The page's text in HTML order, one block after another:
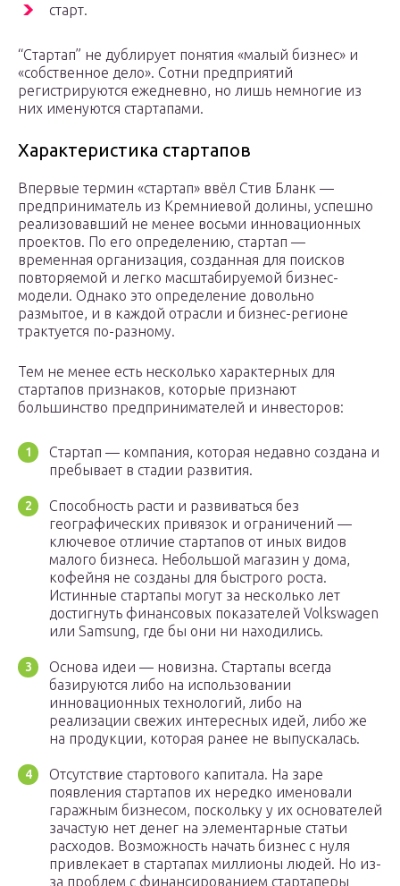
старт.
“Стартап” не дублирует понятия «малый бизнес» и
«собственное дело». Сотни предприятий
регистрируются ежедневно, но лишь немногие из
них именуются стартапами.
Характеристика стартапов
Впервые термин «стартап» ввёл Стив Бланк —
предприниматель из Кремниевой долины, успешно
реализовавший не менее восьми инновационных
проектов. По его определению, стартап —
временная организация, созданная для поисков
повторяемой и легко масштабируемой бизнес-
модели. Однако это определение довольно
размытое, и в каждой отрасли и бизнес-регионе
трактуется по-разному.
Тем не менее есть несколько характерных для
стартапов признаков, которые признают
большинство предпринимателей и инвесторов:
Стартап — компания, которая недавно создана и
пребывает в стадии развития.
Способность расти и развиваться без
географических привязок и ограничений —
ключевое отличие стартапов от иных видов
малого бизнеса. Небольшой магазин у дома,
кофейня не созданы для быстрого роста.
Истинные стартапы могут за несколько лет
достигнуть финансовых показателей Volkswagen
или Samsung, где бы они ни находились.
Основа идеи — новизна. Стартапы всегда
базируются либо на использовании
инновационных технологий, либо на
реализации свежих интересных идей, либо же
на продукции, которая ранее не выпускалась.
Отсутствие стартового капитала. На заре
появления стартапов их нередко именовали
гаражным бизнесом, поскольку у их основателей
зачастую нет денег на элементарные статьи
расходов. Возможность начать бизнес с нуля
привлекает в стартапах миллионы людей. Но из-
за проблем с финансированием стартаперы